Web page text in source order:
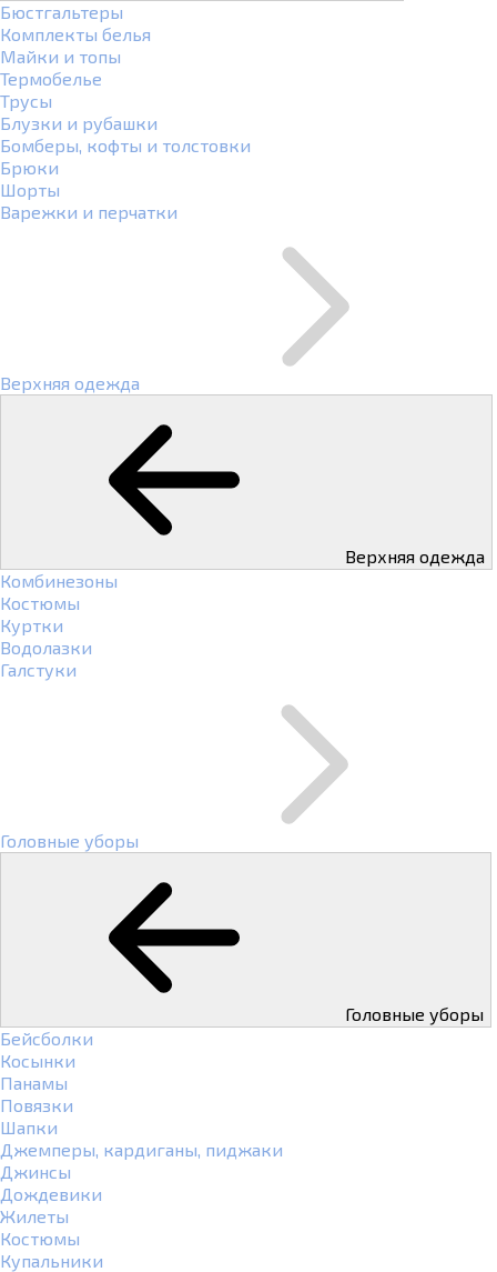
Бюстгальтеры
Комплекты белья
Майки и топы
Термобелье
Трусы
Блузки и рубашки
Бомберы, кофты и толстовки
Брюки
Шорты
Варежки и перчатки
Верхняя одежда
Верхняя одежда
Комбинезоны
Костюмы
Куртки
Водолазки
Галстуки
Головные уборы
Головные уборы
Бейсболки
Косынки
Панамы
Повязки
Шапки
Джемперы, кардиганы, пиджаки
Джинсы
Дождевики
Жилеты
Костюмы
Купальники